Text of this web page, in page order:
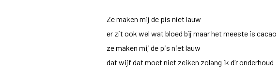
Ze maken mij de pis niet lauw
er zit ook wel wat bloed bij maar het meeste is cacao
ze maken mij de pis niet lauw
dat wijf dat moet niet zeiken zolang ik d’r onderhoud